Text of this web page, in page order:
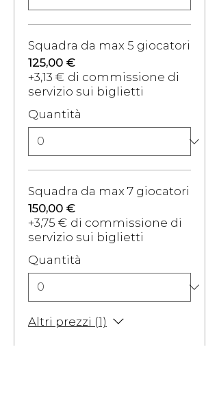
Squadra da max 5 giocatori
125,00 €
+3,13 € di commissione di
servizio sui biglietti
Quantità
Squadra da max 7 giocatori
150,00 €
+3,75 € di commissione di
servizio sui biglietti
Quantità
Altri prezzi (1)